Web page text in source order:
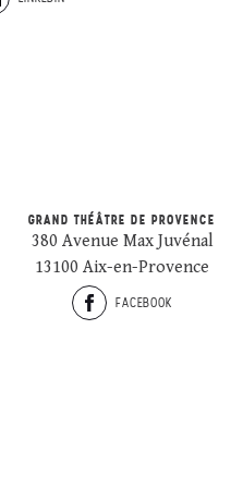
GRAND THÉÂTRE DE PROVENCE
380 Avenue Max Juvénal
13100 Aix-en-Provence
FACEBOOK